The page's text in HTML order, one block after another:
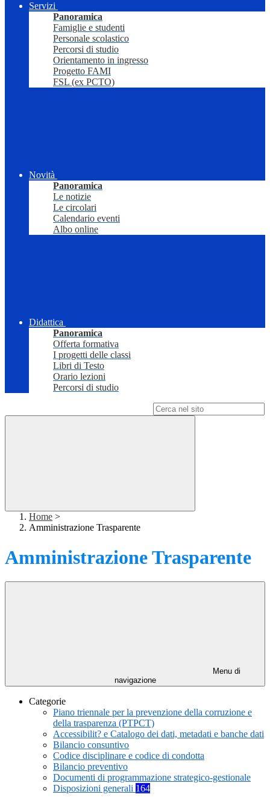
Servizi
Panoramica
Famiglie e studenti
Personale scolastico
Percorsi di studio
Orientamento in ingresso
Progetto FAMI
FSL (ex PCTO)
Novità
Panoramica
Le notizie
Le circolari
Calendario eventi
Albo online
Didattica
Panoramica
Offerta formativa
I progetti delle classi
Libri di Testo
Orario lezioni
Percorsi di studio
Home >
Amministrazione Trasparente
Amministrazione Trasparente
Menu di
navigazione
Categorie
Piano triennale per la prevenzione della corruzione e
della trasparenza (PTPCT)
Accessibilit? e Catalogo dei dati, metadati e banche dati
Bilancio consuntivo
Codice disciplinare e codice di condotta
Bilancio preventivo
Documenti di programmazione strategico-gestionale
Disposizioni generali 164